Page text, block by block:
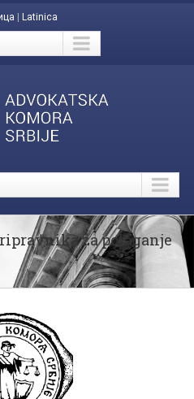
Latinica
za polaganje